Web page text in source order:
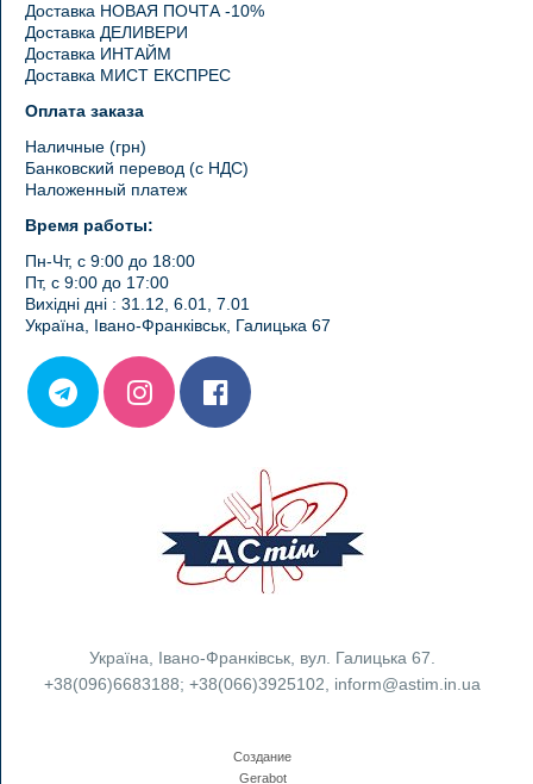
Доставка НОВАЯ ПОЧТА -10%
Доставка ДЕЛИВЕРИ
Доставка ИНТАЙМ
Доставка МИСТ ЕКСПРЕС
Оплата заказа
Наличные (грн)
Банковский перевод (с НДС)
Наложенный платеж
Время работы:
Пн-Чт, с 9:00 до 18:00
Пт, с 9:00 до 17:00
Вихідні дні : 31.12, 6.01, 7.01
Україна, Івано-Франківськ, Галицька 67
Україна Івано-Франківськ вул. Галицька 67.
+38(096)6683188;+38(066)3925102 inform@astim.in.ua
Создание
Gerabot